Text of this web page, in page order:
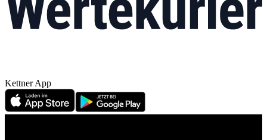
Kettner App